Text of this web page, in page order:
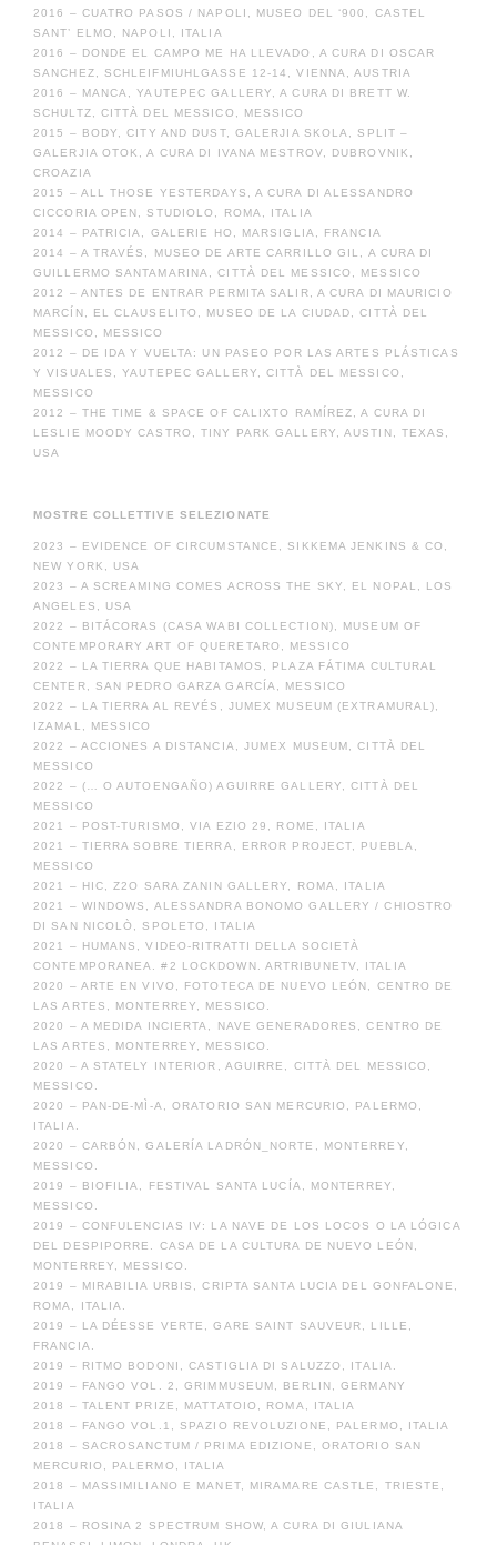
2016 – CUATRO PASOS / NAPOLI, MUSEO DEL ‘900, CASTEL
SANT’ ELMO, NAPOLI, ITALIA
2016 – DONDE EL CAMPO ME HA LLEVADO, A CURA DI OSCAR
SANCHEZ, SCHLEIFMIUHLGASSE 12-14, VIENNA, AUSTRIA
2016 – MANCA, YAUTEPEC GALLERY, A CURA DI BRETT W.
SCHULTZ, CITTÀ DEL MESSICO, MESSICO
2015 – BODY, CITY AND DUST, GALERJIA SKOLA, SPLIT –
GALERJIA OTOK, A CURA DI IVANA MESTROV, DUBROVNIK,
CROAZIA
2015 – ALL THOSE YESTERDAYS, A CURA DI ALESSANDRO
CICCORIA OPEN, STUDIOLO, ROMA, ITALIA
2014 – PATRICIA, GALERIE HO, MARSIGLIA, FRANCIA
2014 – A TRAVÉS, MUSEO DE ARTE CARRILLO GIL, A CURA DI
GUILLERMO SANTAMARINA, CITTÀ DEL MESSICO, MESSICO
2012 – ANTES DE ENTRAR PERMITA SALIR, A CURA DI MAURICIO
MARCÍN, EL CLAUSELITO, MUSEO DE LA CIUDAD, CITTÀ DEL
MESSICO, MESSICO
2012 – DE IDA Y VUELTA: UN PASEO POR LAS ARTES PLÁSTICAS
Y VISUALES, YAUTEPEC GALLERY, CITTÀ DEL MESSICO,
MESSICO
2012 – THE TIME & SPACE OF CALIXTO RAMÍREZ, A CURA DI
LESLIE MOODY CASTRO, TINY PARK GALLERY, AUSTIN, TEXAS,
USA
MOSTRE COLLETTIVE SELEZIONATE
2023 – EVIDENCE OF CIRCUMSTANCE, SIKKEMA JENKINS & CO,
NEW YORK, USA
2023 – A SCREAMING COMES ACROSS THE SKY, EL NOPAL, LOS
ANGELES, USA
2022 – BITÁCORAS (CASA WABI COLLECTION), MUSEUM OF
CONTEMPORARY ART OF QUERETARO, MESSICO
2022 – LA TIERRA QUE HABITAMOS, PLAZA FÁTIMA CULTURAL
CENTER, SAN PEDRO GARZA GARCÍA, MESSICO
2022 – LA TIERRA AL REVÉS, JUMEX MUSEUM (EXTRAMURAL),
IZAMAL, MESSICO
2022 – ACCIONES A DISTANCIA, JUMEX MUSEUM, CITTÀ DEL
MESSICO
2022 – (… O AUTOENGAÑO) AGUIRRE GALLERY, CITTÀ DEL
MESSICO
2021 – POST-TURISMO, VIA EZIO 29, ROME, ITALIA
2021 – TIERRA SOBRE TIERRA, ERROR PROJECT, PUEBLA,
MESSICO
2021 – HIC, Z2O SARA ZANIN GALLERY, ROMA, ITALIA
2021 – WINDOWS, ALESSANDRA BONOMO GALLERY / CHIOSTRO
DI SAN NICOLÒ, SPOLETO, ITALIA
2021 – HUMANS, VIDEO-RITRATTI DELLA SOCIETÀ
CONTEMPORANEA. #2 LOCKDOWN. ARTRIBUNETV, ITALIA
2020 – ARTE EN VIVO, FOTOTECA DE NUEVO LEÓN, CENTRO DE
LAS ARTES, MONTERREY, MESSICO.
2020 – A MEDIDA INCIERTA, NAVE GENERADORES, CENTRO DE
LAS ARTES, MONTERREY, MESSICO.
2020 – A STATELY INTERIOR, AGUIRRE, CITTÀ DEL MESSICO,
MESSICO.
2020 – PAN-DE-MÌ-A, ORATORIO SAN MERCURIO, PALERMO,
ITALIA.
2020 – CARBÓN, GALERÍA LADRÓN_NORTE, MONTERREY,
MESSICO.
2019 – BIOFILIA, FESTIVAL SANTA LUCÍA, MONTERREY,
MESSICO.
2019 – CONFULENCIAS IV: LA NAVE DE LOS LOCOS O LA LÓGICA
DEL DESPIPORRE. CASA DE LA CULTURA DE NUEVO LEÓN,
MONTERREY, MESSICO.
2019 – MIRABILIA URBIS, CRIPTA SANTA LUCIA DEL GONFALONE,
ROMA, ITALIA.
2019 – LA DÉESSE VERTE, GARE SAINT SAUVEUR, LILLE,
FRANCIA.
2019 – RITMO BODONI, CASTIGLIA DI SALUZZO, ITALIA.
2019 – FANGO VOL. 2, GRIMMUSEUM, BERLIN, GERMANY
2018 – TALENT PRIZE, MATTATOIO, ROMA, ITALIA
2018 – FANGO VOL.1, SPAZIO REVOLUZIONE, PALERMO, ITALIA
2018 – SACROSANCTUM / PRIMA EDIZIONE, ORATORIO SAN
MERCURIO, PALERMO, ITALIA
2018 – MASSIMILIANO E MANET, MIRAMARE CASTLE, TRIESTE,
ITALIA
2018 – ROSINA 2 SPECTRUM SHOW, A CURA DI GIULIANA